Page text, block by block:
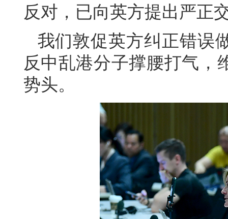
反对，已向英方提出严正
我们敦促英方纠正错误
反中乱港分子撑腰打气，
势头。